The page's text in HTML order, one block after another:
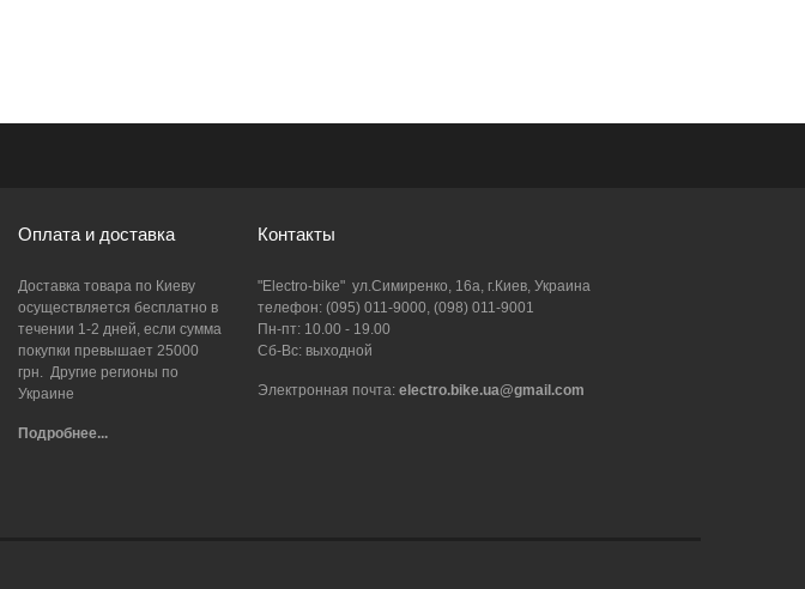
Оплата и доставка
Доставка товара по Киеву
осуществляется бесплатно в
течении 1-2 дней, если сумма
покупки превышает 25000
грн. Другие регионы по
Украине
Подробнее...
Контакты
"Electro-bike" ул.Симиренко, 16а, г.Киев, Украина
телефон: (095) 011-9000, (098) 011-9001
Пн-пт: 10.00 - 19.00
Сб-Вс: выходной
Электронная почта: electro.bike.ua@gmail.com